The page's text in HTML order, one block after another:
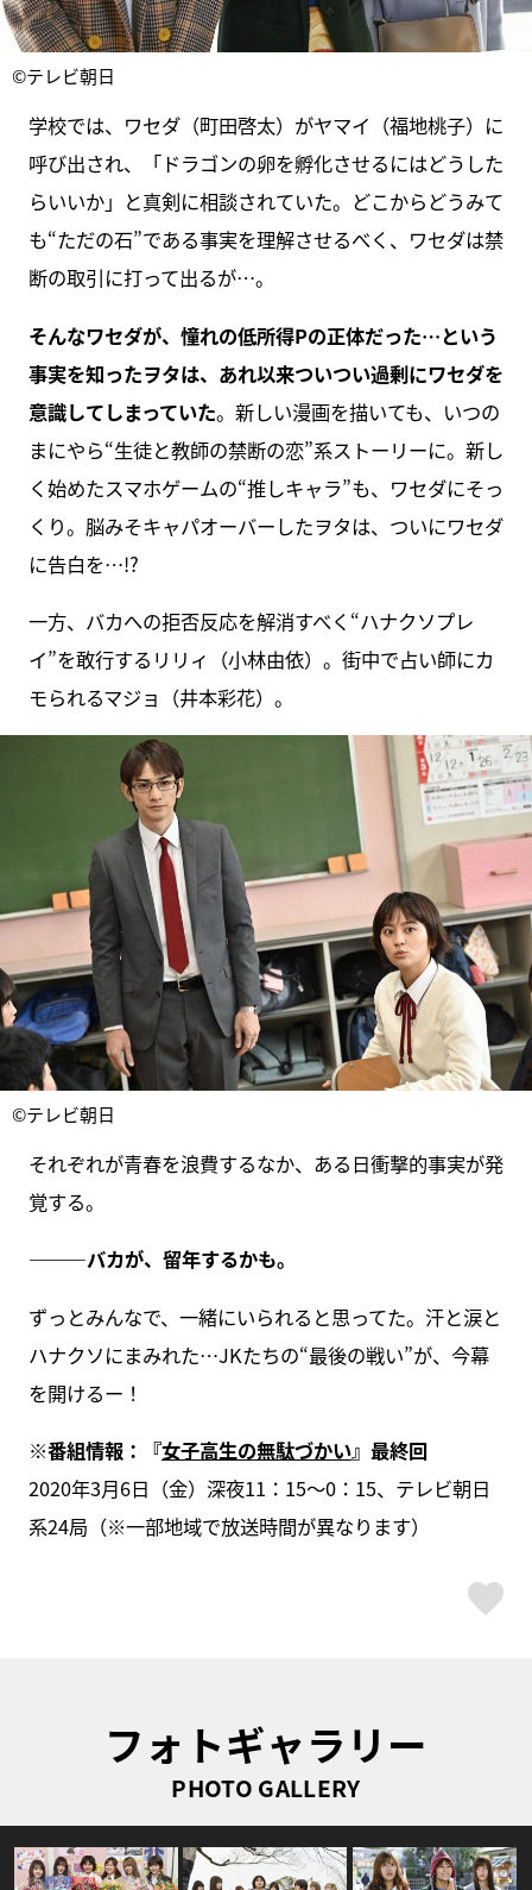
©テレビ朝日
学校では、ワセダ（町田啓太）がヤマイ（福地桃子）に
呼び出され、「ドラゴンの卵を孵化させるにはどうした
らいいか」と真剣に相談されていた。どこからどうみて
も“ただの石”である事実を理解させるべく、ワセダは禁
断の取引に打って出るが…。
そんなワセダが、憧れの低所得Pの正体だった…という
事実を知ったヲタは、あれ以来ついつい過剰にワセダを
意識してしまっていた。新しい漫画を描いても、いつの
まにやら“生徒と教師の禁断の恋”系ストーリーに。新し
く始めたスマホゲームの“推しキャラ”も、ワセダにそっ
くり。脳みそキャパオーバーしたヲタは、ついにワセダ
に告白を…!?
一方、バカへの拒否反応を解消すべく“ハナクソプレ
イ”を敢行するリリィ（小林由依）。街中で占い師にカ
モられるマジョ（井本彩花）。
©テレビ朝日
それぞれが青春を浪費するなか、ある日衝撃的事実が発
覚する。
―――バカが、留年するかも。
ずっとみんなで、一緒にいられると思ってた。汗と涙と
ハナクソにまみれた…JKたちの“最後の戦い”が、今幕
を開けるー！
※番組情報：『女子高生の無駄づかい』最終回
2020年3月6日（金）深夜11：15～0：15、テレビ朝日
系24局（※一部地域で放送時間が異なります）
フォトギャラリー
PHOTO GALLERY